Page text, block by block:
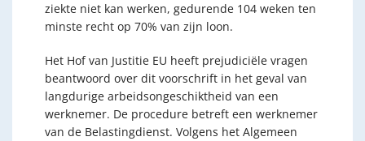
ziekte niet kan werken, gedurende 104 weken ten
minste recht op 70% van zijn loon.
Het Hof van Justitie EU heeft prejudiciële vragen
beantwoord over dit voorschrift in het geval van
langdurige arbeidsongeschiktheid van een
werknemer. De procedure betreft een werknemer
van de Belastingdienst. Volgens het Algemeen